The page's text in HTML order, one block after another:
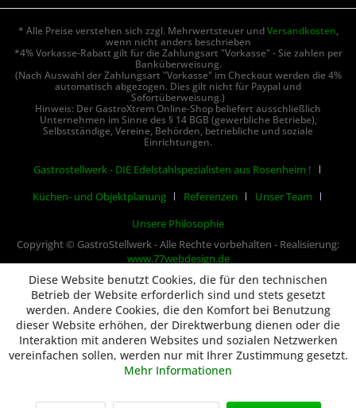
* Alle Preise verstehen sich zzgl. Mehrwertsteuer undVersandkosten,
wenn nicht anders beschrieben
*4% Vorkasse-Rabatt gilt für die Zahlungsart "Vorkasse" - Sie zahlen per
Banküberweisung.
(Nach Auswahl der Zahlungsart "Vorkasse" im Checkout werden die 4%
automatisch abgezogen. Dies gilt nicht für Paypal und
Sofortüberweisung.)
Hinweis: Der GastroXtrem Online-Shop beliefert ausschließlich
Unternehmen im Sinne des § 14 BGB (gewerbliche Betriebe),
Selbstständige, Vereine, Behörden, betriebliche und soziale
Einrichtungen.
Gastrostellwerk - DIE Edelstahlspezialisten aus Rosenheim !
Küchen- und Objektplanung
Referenzen
Unser Team
Unsere Philosophie
Copyright © GastroStellwerk - Alle Rechte vorbehalten - Realisierung:
www.77webdesign.de
Diese Website benutzt Cookies, die für den technischen
Betrieb der Website erforderlich sind und stets gesetzt
werden. Andere Cookies, die den Komfort bei Benutzung
dieser Website erhöhen, der Direktwerbung dienen oder die
Interaktion mit anderen Websites und sozialen Netzwerken
vereinfachen sollen, werden nur mit Ihrer Zustimmung gesetzt.
Mehr Informationen